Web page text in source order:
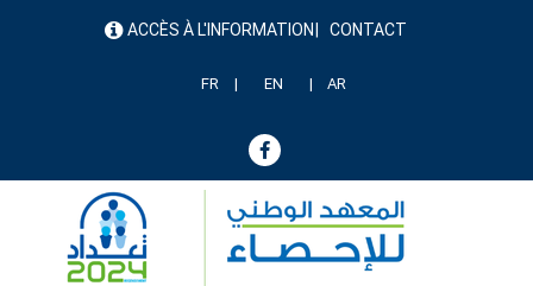
menu ACCÈS À L'INFORMATION CONTACT
FR EN AR